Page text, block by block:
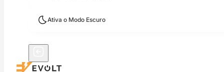
Ativa o Modo Escuro